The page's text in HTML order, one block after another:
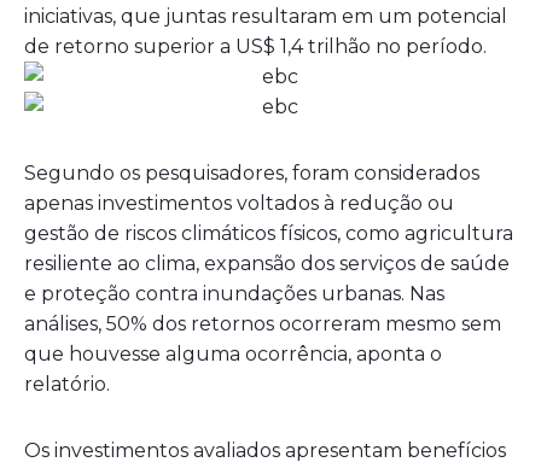
iniciativas, que juntas resultaram em um potencial
de retorno superior a US$ 1,4 trilhão no período.
Segundo os pesquisadores, foram considerados
apenas investimentos voltados à redução ou
gestão de riscos climáticos físicos, como agricultura
resiliente ao clima, expansão dos serviços de saúde
e proteção contra inundações urbanas. Nas
análises, 50% dos retornos ocorreram mesmo sem
que houvesse alguma ocorrência, aponta o
relatório.
Os investimentos avaliados apresentam benefícios